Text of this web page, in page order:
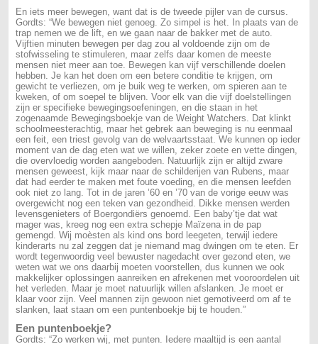
En iets meer bewegen, want dat is de tweede pijler van de cursus.
Gordts: “We bewegen niet genoeg. Zo simpel is het. In plaats van de
trap nemen we de lift, en we gaan naar de bakker met de auto.
Vijftien minuten bewegen per dag zou al voldoende zijn om de
stofwisseling te stimuleren, maar zelfs daar komen de meeste
mensen niet meer aan toe. Bewegen kan vijf verschillende doelen
hebben. Je kan het doen om een betere conditie te krijgen, om
gewicht te verliezen, om je buik weg te werken, om spieren aan te
kweken, of om soepel te blijven. Voor elk van die vijf doelstellingen
zijn er specifieke bewegingsoefeningen, en die staan in het
zogenaamde Bewegingsboekje van de Weight Watchers. Dat klinkt
schoolmeesterachtig, maar het gebrek aan beweging is nu eenmaal
een feit, een triest gevolg van de welvaartsstaat. We kunnen op ieder
moment van de dag eten wat we willen, zeker zoete en vette dingen,
die overvloedig worden aangeboden. Natuurlijk zijn er altijd zware
mensen geweest, kijk maar naar de schilderijen van Rubens, maar
dat had eerder te maken met foute voeding, en die mensen leefden
ook niet zo lang. Tot in de jaren ’60 en ’70 van de vorige eeuw was
overgewicht nog een teken van gezondheid. Dikke mensen werden
levensgenieters of Boergondiërs genoemd. Een baby’tje dat wat
mager was, kreeg nog een extra schepje Maïzena in de pap
gemengd. Wij moèsten als kind ons bord leegeten, terwijl iedere
kinderarts nu zal zeggen dat je niemand mag dwingen om te eten. Er
wordt tegenwoordig veel bewuster nagedacht over gezond eten, we
weten wat we ons daarbij moeten voorstellen, dus kunnen we ook
makkelijker oplossingen aanreiken en afrekenen met vooroordelen uit
het verleden. Maar je moet natuurlijk willen afslanken. Je moet er
klaar voor zijn. Veel mannen zijn gewoon niet gemotiveerd om af te
slanken, laat staan om een puntenboekje bij te houden.”
Een puntenboekje?
Gordts: “Zo werken wij, met punten. Iedere maaltijd is een aantal